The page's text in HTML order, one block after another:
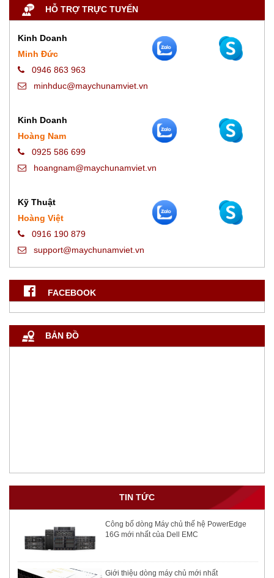
HỖ TRỢ TRỰC TUYẾN
Kinh Doanh
Minh Đức
0946 863 963
minhduc@maychunamviet.vn
Kinh Doanh
Hoàng Nam
0925 586 699
hoangnam@maychunamviet.vn
Kỹ Thuật
Hoàng Việt
0916 190 879
support@maychunamviet.vn
FACEBOOK
BẢN ĐỒ
TIN TỨC
Công bố dòng Máy chủ thế hệ PowerEdge
16G mới nhất của Dell EMC
Giới thiệu dòng máy chủ mới nhất